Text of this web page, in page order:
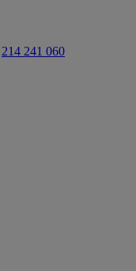
214 241 060